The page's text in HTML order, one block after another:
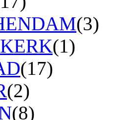
(3)
(1)
(17)
(2)
(8)